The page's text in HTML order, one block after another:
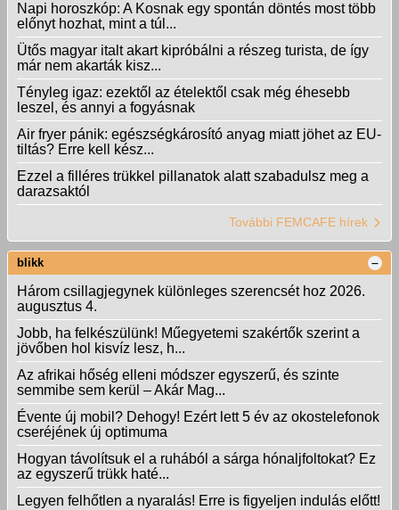
Napi horoszkóp: A Kosnak egy spontán döntés most több
előnyt hozhat, mint a túl...
Ütős magyar italt akart kipróbálni a részeg turista, de így
már nem akarták kisz...
Tényleg igaz: ezektől az ételektől csak még éhesebb
leszel, és annyi a fogyásnak
Air fryer pánik: egészségkárosító anyag miatt jöhet az EU-
tiltás? Erre kell kész...
Ezzel a filléres trükkel pillanatok alatt szabadulsz meg a
darazsaktól
További FEMCAFE hírek
blikk
Három csillagjegynek különleges szerencsét hoz 2026.
augusztus 4.
Jobb, ha felkészülünk! Műegyetemi szakértők szerint a
jövőben hol kisvíz lesz, h...
Az afrikai hőség elleni módszer egyszerű, és szinte
semmibe sem kerül – Akár Mag...
Évente új mobil? Dehogy! Ezért lett 5 év az okostelefonok
cseréjének új optimuma
Hogyan távolítsuk el a ruhából a sárga hónaljfoltokat? Ez
az egyszerű trükk haté...
Legyen felhőtlen a nyaralás! Erre is figyeljen indulás előtt!